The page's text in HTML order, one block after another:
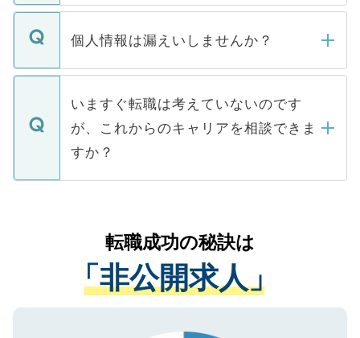
ません。
■応募殺到を避けるため 人気のある医療機
関を公にしてしまうと、応募が殺到する場
に、医療機関が求める条件に合った人材の
みを人材紹介会社に依頼するケースが増え
ています。
転職・入職を強要することは一切ありませ
ん。また、仮に応募先から内定をいただい
定を承諾する必要はありません。内定先へ
の辞退の連絡はキャリアパートナーが行い
個人情報は漏えいしませんか？
個人情報が漏えいすることはありませんの
で、ご安心ください。当サイトからの登録
などで収集したご登録者様の個人情報は、
ご本人のキャリアアップおよび転職活動の
支援を目的に使用いたします。お預かりし
ているすべての個人データはご本人の許可
は、個人情報の取り扱いについての厳密な
管理基準を満たした事業者のみに付与され
る、プライバシーマークを取得済みです。
いますぐ転職は考えていないのです
が、これからのキャリアを相談できま
すか？
かがいして、現在の医療機関の状況や紹介
経験をまじえながら、適切なアドバイスを
させていただきます。すぐにご転職をされ
ない方には、長期的なサポートが可能です
ので、まずはご登録ください。
転職成功の秘訣は
「非公開求人」